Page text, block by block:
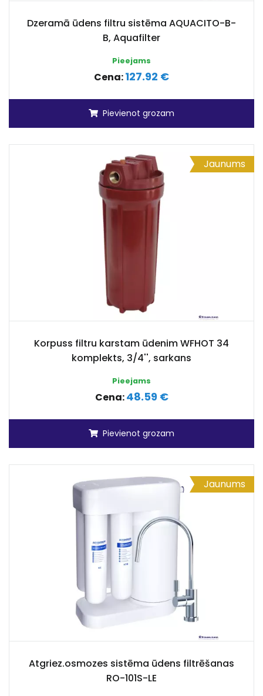
Dzeramā ūdens filtru sistēma AQUACITO-B-
B, Aquafilter
Pieejams
Cena:127.92 €
Pievienot grozam
Jaunums
Korpuss filtru karstam ūdenim WFHOT 34
komplekts, 3/4'', sarkans
Pieejams
Cena:48.59 €
Pievienot grozam
Jaunums
Atgriez.osmozes sistēma ūdens filtrēšanas
RO-101S-LE